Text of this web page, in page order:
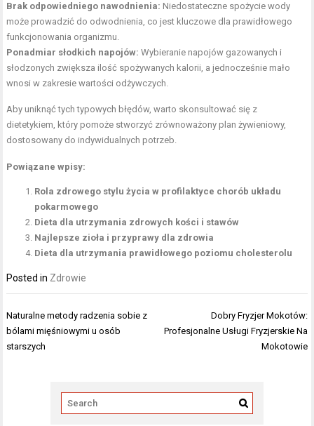
Brak odpowiedniego nawodnienia: Niedostateczne spożycie wody
może prowadzić do odwodnienia, co jest kluczowe dla prawidłowego
funkcjonowania organizmu.
Ponadmiar słodkich napojów: Wybieranie napojów gazowanych i
słodzonych zwiększa ilość spożywanych kalorii, a jednocześnie mało
wnosi w zakresie wartości odżywczych.
Aby uniknąć tych typowych błędów, warto skonsultować się z
dietetykiem, który pomoże stworzyć zrównoważony plan żywieniowy,
dostosowany do indywidualnych potrzeb.
Powiązane wpisy:
Rola zdrowego stylu życia w profilaktyce chorób układu
pokarmowego
Dieta dla utrzymania zdrowych kości i stawów
Najlepsze zioła i przyprawy dla zdrowia
Dieta dla utrzymania prawidłowego poziomu cholesterolu
Posted in Zdrowie
Nawigacja
wpisu
Naturalne metody radzenia sobie z
bólami mięśniowymi u osób
starszych
Dobry Fryzjer Mokotów:
Profesjonalne Usługi Fryzjerskie Na
Mokotowie